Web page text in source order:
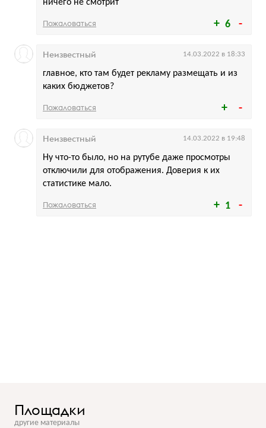
6
ничего не смотрит
Пожаловаться
главное, кто там будет рекламу размещать и из
каких бюджетов?
Неизвестный 14.03.2022 в 18:33
Пожаловаться
1
Ну что-то было, но на рутубе даже просмотры
отключили для отображения. Доверия к их
статистике мало.
Неизвестный 14.03.2022 в 19:48
Пожаловаться
Площадки
другие материалы